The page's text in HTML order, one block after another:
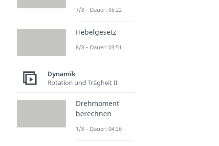
7/8 – Dauer: 05:22
Hebelgesetz
8/8 – Dauer: 03:51
Dynamik
Rotation und Trägheit II
Drehmoment
berechnen
1/8 – Dauer: 04:26